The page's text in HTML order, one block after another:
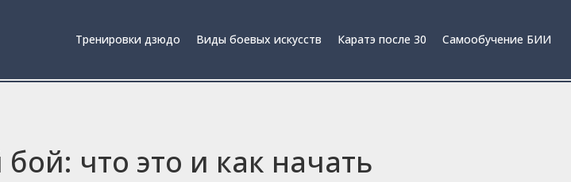
Тренировки дзюдо Виды боевых искусств Каратэ после 30 Самообучение БИИ
что это и как начать